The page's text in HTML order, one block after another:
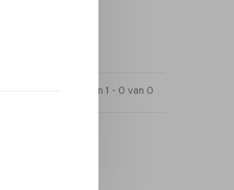
Toon 1 - 0 van 0